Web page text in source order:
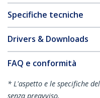
Specifiche tecniche
Drivers & Downloads
FAQ e conformità
* L'aspetto e le specifiche
senza preavviso.